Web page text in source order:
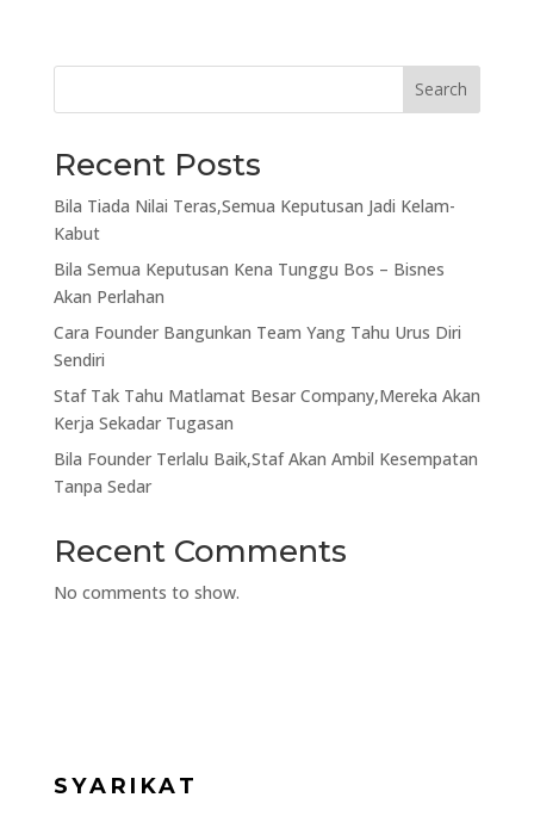
Search
Recent Posts
Bila Tiada Nilai Teras,Semua Keputusan Jadi Kelam-
Kabut
Bila Semua Keputusan Kena Tunggu Bos – Bisnes
Akan Perlahan
Cara Founder Bangunkan Team Yang Tahu Urus Diri
Sendiri
Staf Tak Tahu Matlamat Besar Company,Mereka Akan
Kerja Sekadar Tugasan
Bila Founder Terlalu Baik,Staf Akan Ambil Kesempatan
Tanpa Sedar
Recent Comments
No comments to show.
SYARIKAT